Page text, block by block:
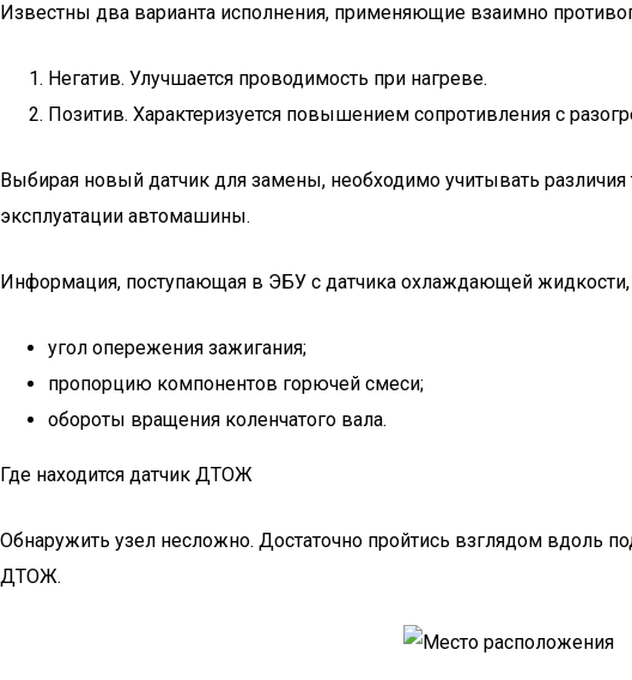
Известны два варианта исполнения, применяющие взаимно
Негатив. Улучшается проводимость при нагреве.
Позитив. Характеризуется повышением сопротивления с
Выбирая новый датчик для замены, необходимо учитывать
эксплуатации автомашины.
Информация, поступающая в ЭБУ с датчика охлаждающей жидкости,
угол опережения зажигания;
пропорцию компонентов горючей смеси;
обороты вращения коленчатого вала.
Где находится датчик ДТОЖ
Обнаружить узел несложно. Достаточно пройтись взглядом вдоль
ДТОЖ.